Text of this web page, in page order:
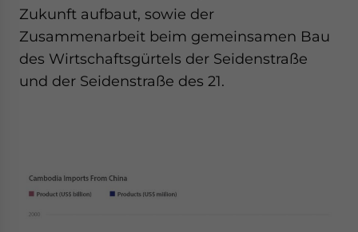
Zukunft aufbaut, sowie der
Zusammenarbeit beim gemeinsamen Bau
des Wirtschaftsgürtels der Seidenstraße
und der Seidenstraße des 21.